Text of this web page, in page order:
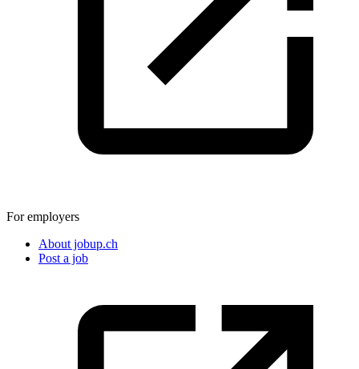
For employers
About jobup.ch
Post a job